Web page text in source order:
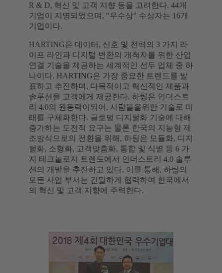
R & D, 혁신 및 고객 지향 등을 고려한다. 44개
기업이 지명되었으며, "우수상" 수상자는 16개
기업이다.
HARTING은 데이터, 신호 및 전력의 3 가지 라
이프 라인과 디지털 변환의 개척자를 위한 산업
연결 기술을 제공하는 세계적인 선두 업체 중 하
나이다. HARTING은 가장 중요한 트렌드를 발
표하고 추진하며, 다목적이고 혁신적인 제품과
솔루션을 고객에게 제공한다. 하팅은 인더스트
리 4.0의 원동력이되어, 사람들을위한 기술로 미
래를 구체화한다. 글로벌 디지털화 기술에 대해
증가하는 도전적 요구는 물론 한국의 지능형 제
조방식으로의 전환을 위해, 하팅은 모듈화, 디지
털화, 소형화, 고객맞춤화, 통합 및 식별 등 6 가
지 테크놀로지 트렌드에서 인더스트리 4.0 솔루
션의 개발을 추진하고 있다. 이를 통해, 하팅의
모든 사업 부서는 긴밀하게 협력하여 한국에서
의 혁신 및 고객 지향에 주력한다.